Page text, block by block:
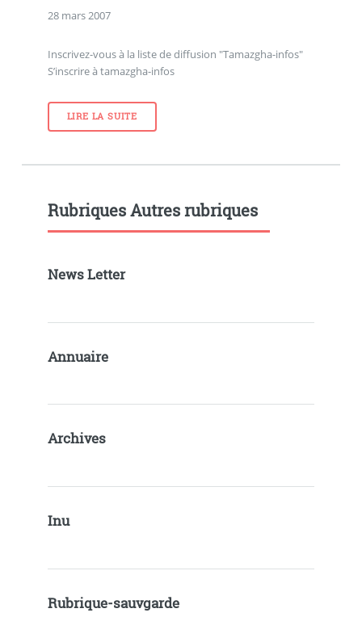
28 mars 2007
Inscrivez-vous à la liste de diffusion "Tamazgha-infos"
S’inscrire à tamazgha-infos
LIRE LA SUITE
Rubriques Autres rubriques
News Letter
Annuaire
Archives
Inu
Rubrique-sauvgarde